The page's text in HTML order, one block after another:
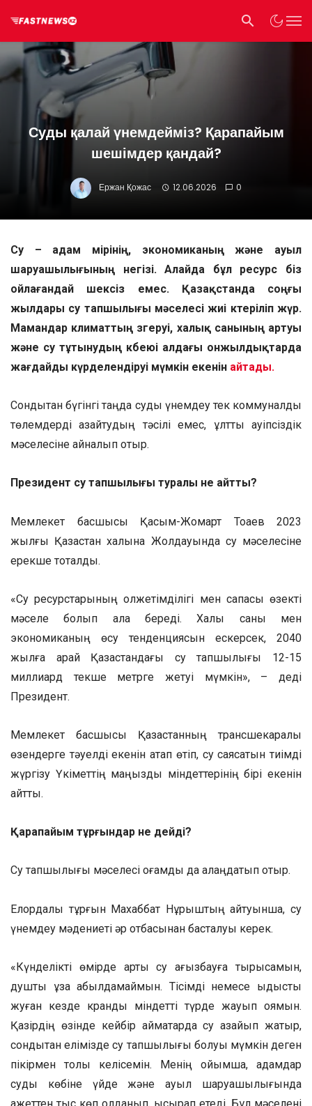
Суды қалай үнемдейміз? Қарапайым
шешімдер қандай?
Ержан Қожас 12.06.2026 0
Су – адам өмірінің, экономиканың және ауыл
шаруашылығының негізі. Алайда бұл ресурс біз
ойлағандай шексіз емес. Қазақстанда соңғы
жылдары су тапшылығы мәселесі жиі көтеріліп жүр.
Мамандар климаттың өзгеруі, халық санының артуы
және су тұтынудың көбеюі алдағы онжылдықтарда
жағдайды күрделендіруі мүмкін екенін айтады.
Сондықтан бүгінгі таңда суды үнемдеу тек коммуналдық
төлемдерді азайтудың тәсілі емес, ұлттық қауіпсіздік
мәселесіне айналып отыр.
Президент су тапшылығы туралы не айтты?
Мемлекет басшысы Қасым-Жомарт Тоқаев 2023
жылғы Қазақстан халқына Жолдауында су мәселесіне
ерекше тоқталды.
«Су ресурстарының қолжетімділігі мен сапасы өзекті
мәселе болып қала береді. Халық саны мен
экономиканың өсу тенденциясын ескерсек, 2040
жылға қарай Қазақстандағы су тапшылығы 12-15
миллиард текше метрге жетуі мүмкін», – деді
Президент.
Мемлекет басшысы Қазақстанның трансшекаралық
өзендерге тәуелді екенін атап өтіп, су саясатын тиімді
жүргізу Үкіметтің маңызды міндеттерінің бірі екенін
айтты.
Қарапайым тұрғындар не дейді?
Су тапшылығы мәселесі қоғамды да алаңдатып отыр.
Елордалық тұрғын Махаббат Нұрыштың айтуынша, су
үнемдеу мәдениеті әр отбасынан басталуы керек.
«Күнделікті өмірде артық су ағызбауға тырысамын,
душты ұзақ қабылдамаймын. Тісімді немесе ыдысты
жуған кезде кранды міндетті түрде жауып қоямын.
Қазірдің өзінде кейбір аймақтарда су азайып жатыр,
сондықтан елімізде су тапшылығы болуы мүмкін деген
пікірмен толық келісемін. Менің ойымша, адамдар
суды көбіне үйде және ауыл шаруашылығында
қажеттен тыс көп қолданып, ысырап етеді. Бұл мәселені